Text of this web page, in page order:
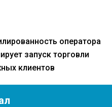
оператора
запуск торговли
клиентов